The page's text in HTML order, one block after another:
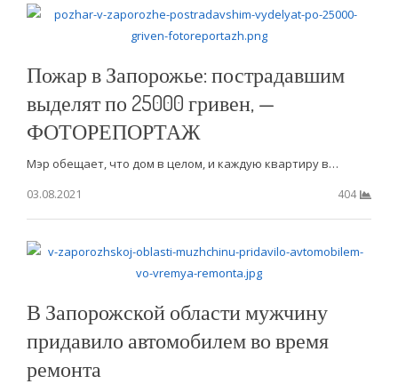
Пожар в Запорожье: пострадавшим
выделят по 25000 гривен, —
ФОТОРЕПОРТАЖ
Мэр обещает, что дом в целом, и каждую квартиру в…
03.08.2021
404
В Запорожской области мужчину
придавило автомобилем во время
ремонта